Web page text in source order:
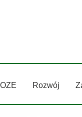
OZE Rozwój